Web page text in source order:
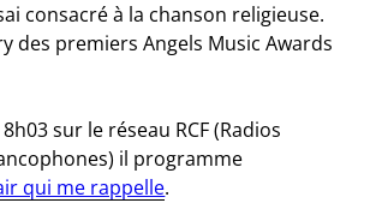
consacré à la chanson religieuse.
des premiers Angels Music Awards
sur le réseau RCF (Radios
il programme
qui me rappelle.